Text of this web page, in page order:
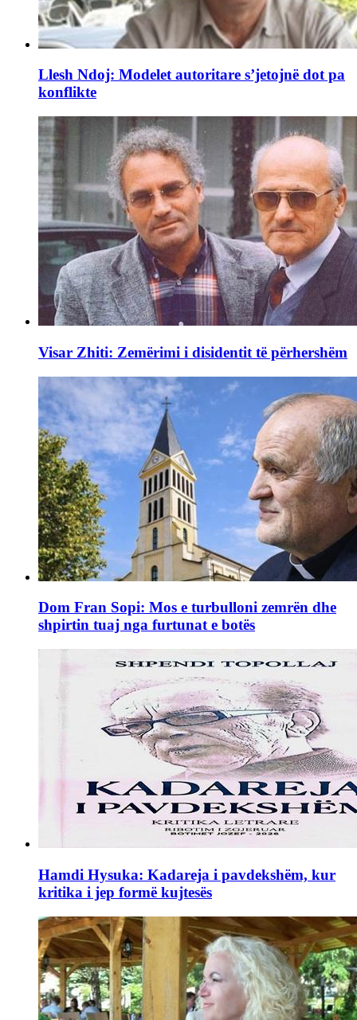
Llesh Ndoj: Modelet autoritare s’jetojnë dot pa
konflikte
Visar Zhiti: Zemërimi i disidentit të përhershëm
Dom Fran Sopi: Mos e turbulloni zemrën dhe
shpirtin tuaj nga furtunat e botës
Hamdi Hysuka: Kadareja i pavdekshëm, kur
kritika i jep formë kujtesës